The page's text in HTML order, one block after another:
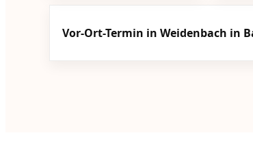
Vor-Ort-Termin in Weidenbach in